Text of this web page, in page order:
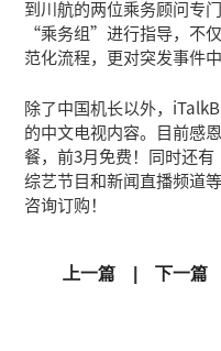
到川航的两位乘务顾问专
“乘务组”进行指导，不
范化流程，更对突发事件
除了中国机长以外，
的中文电视内容。目前感
餐，前3月免费！同时还
综艺节目和新闻直播频道
咨询订购！
上一篇 |下一篇